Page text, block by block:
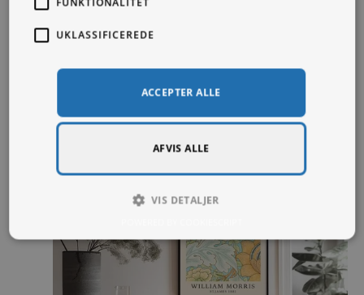
UKLASSIFICEREDE
ACCEPTER ALLE
AFVIS ALLE
VIS DETALJER